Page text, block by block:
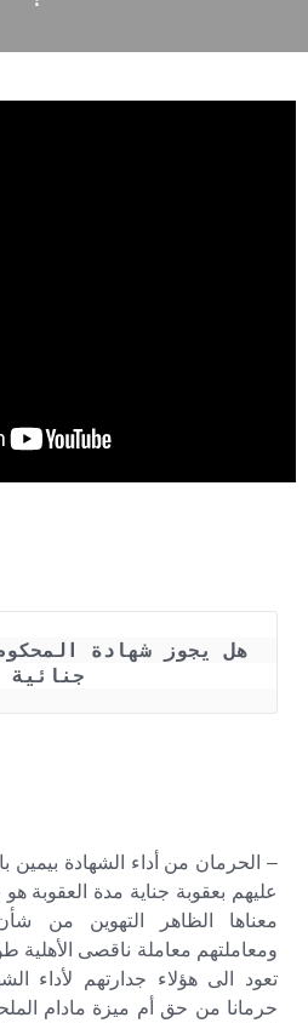
جنائية
– الحرمان من أداء الشهادة بيمين
عليهم بعقوبة جناية مدة العقوبة
معناها الظاهر التهوين من
ومعاملتهم معاملة ناقصى الأهلية
تعود الى هؤلاء جدارتهم لأداء
حرمانا من حق أم ميزة مادام